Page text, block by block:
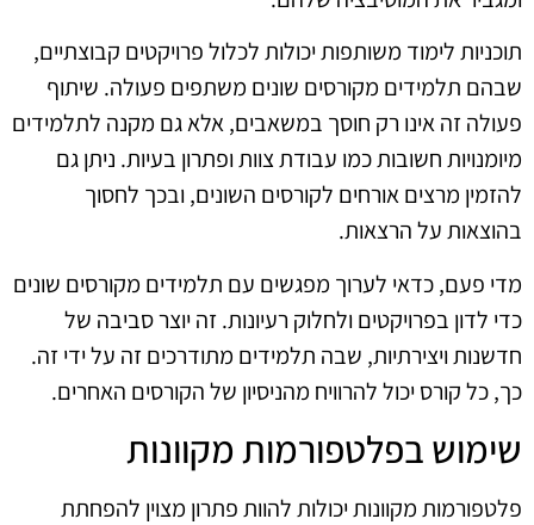
תוכניות לימוד משותפות יכולות לכלול פרויקטים קבוצתיים,
שבהם תלמידים מקורסים שונים משתפים פעולה. שיתוף
פעולה זה אינו רק חוסך במשאבים, אלא גם מקנה לתלמידים
מיומנויות חשובות כמו עבודת צוות ופתרון בעיות. ניתן גם
להזמין מרצים אורחים לקורסים השונים, ובכך לחסוך
בהוצאות על הרצאות.
מדי פעם, כדאי לערוך מפגשים עם תלמידים מקורסים שונים
כדי לדון בפרויקטים ולחלוק רעיונות. זה יוצר סביבה של
חדשנות ויצירתיות, שבה תלמידים מתודרכים זה על ידי זה.
כך, כל קורס יכול להרוויח מהניסיון של הקורסים האחרים.
שימוש בפלטפורמות מקוונות
פלטפורמות מקוונות יכולות להוות פתרון מצוין להפחתת